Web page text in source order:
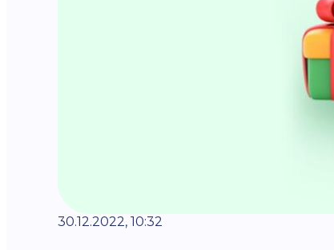
30.12.2022, 10:32